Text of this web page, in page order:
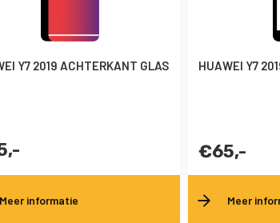
Y7 2019 ACHTERKANT GLAS
Meer informatie
HUAWEI Y7
€65,-
Meer